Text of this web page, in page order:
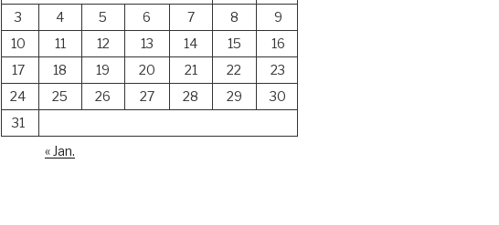
3
4 5 6 7 8
9
10
11 12 13 14 15
16
17
18 19 20 21 22
23
24
25 26 27 28 29
30
31
« Jan.